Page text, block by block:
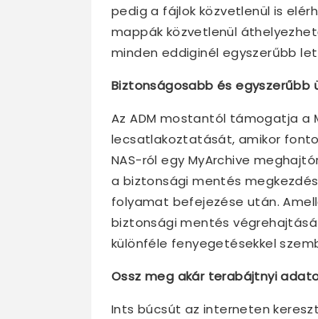
pedig a fájlok közvetlenül is
mappák közvetlenül
minden eddiginél egyszerűbb
Biztonságosabb és
Az ADM mostantól támogatja a
lecsatlakoztatását, amikor
NAS-ról egy MyArchive
a biztonsági mentés
folyamat befejezése után.
biztonsági mentés
különféle fenyegetésekkel
Ossz meg akár terabájtnyi
Ints búcsút az interneten